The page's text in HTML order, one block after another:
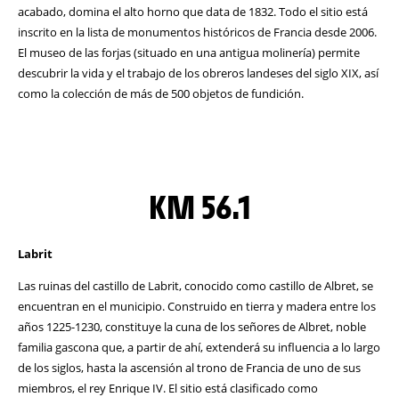
acabado, domina el alto horno que data de 1832. Todo el sitio está
inscrito en la lista de monumentos históricos de Francia desde 2006.
El museo de las forjas (situado en una antigua molinería) permite
descubrir la vida y el trabajo de los obreros landeses del siglo XIX, así
como la colección de más de 500 objetos de fundición.
KM 56.1
Labrit
Las ruinas del castillo de Labrit, conocido como castillo de Albret, se
encuentran en el municipio. Construido en tierra y madera entre los
años 1225-1230, constituye la cuna de los señores de Albret, noble
familia gascona que, a partir de ahí, extenderá su influencia a lo largo
de los siglos, hasta la ascensión al trono de Francia de uno de sus
miembros, el rey Enrique IV. El sitio está clasificado como